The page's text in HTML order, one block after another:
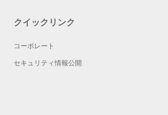
クイックリンク
コーポレート
セキュリティ情報公開